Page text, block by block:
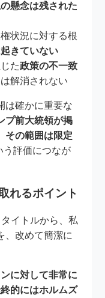
懸念は残された
状況に対する根
きていない
た政策の不一致
解消されない
は確かに重要な
プ前大統領が掲
その範囲は限定
う評価につなが
れるポイント
イトルから、私
、改めて簡潔に
に対して非常に
的にはホルムズ